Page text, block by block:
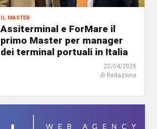
il master
Assiterminal e ForMare il
primo Master per manager
dei terminal portuali in Italia
22/04/2026
di Redazione